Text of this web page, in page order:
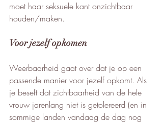
moet haar seksuele kant onzichtbaar
houden/maken.
Voor jezelf opkomen
Weerbaarheid gaat over dat je op een
passende manier voor jezelf opkomt. Als
je beseft dat zichtbaarheid van de hele
vrouw jarenlang niet is getolereerd (en in
sommige landen vandaag de dag nog